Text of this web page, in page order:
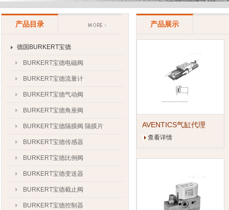
产品目录
德国BURKERT宝德
BURKERT宝德电磁阀
BURKERT宝德流量计
BURKERT宝德气动阀
BURKERT宝德角座阀
BURKERT宝德隔膜阀 隔膜片
BURKERT宝德传感器
BURKERT宝德比例阀
BURKERT宝德变送器
BURKERT宝德截止阀
BURKERT宝德控制器
产品展示
AVENTICS气缸代理
查看详情